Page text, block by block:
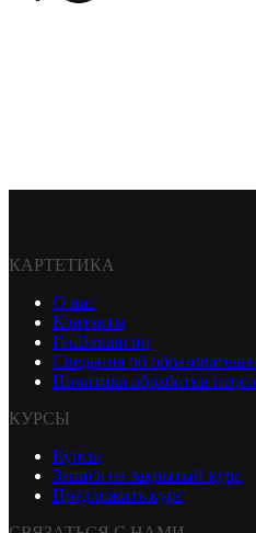
КАРТЕТИКА
О нас
Контакты
ГеоВакансии
Сведения об
Политика обработки
КУРСЫ
Курсы
Запись на закрытый курс
Предложить курс